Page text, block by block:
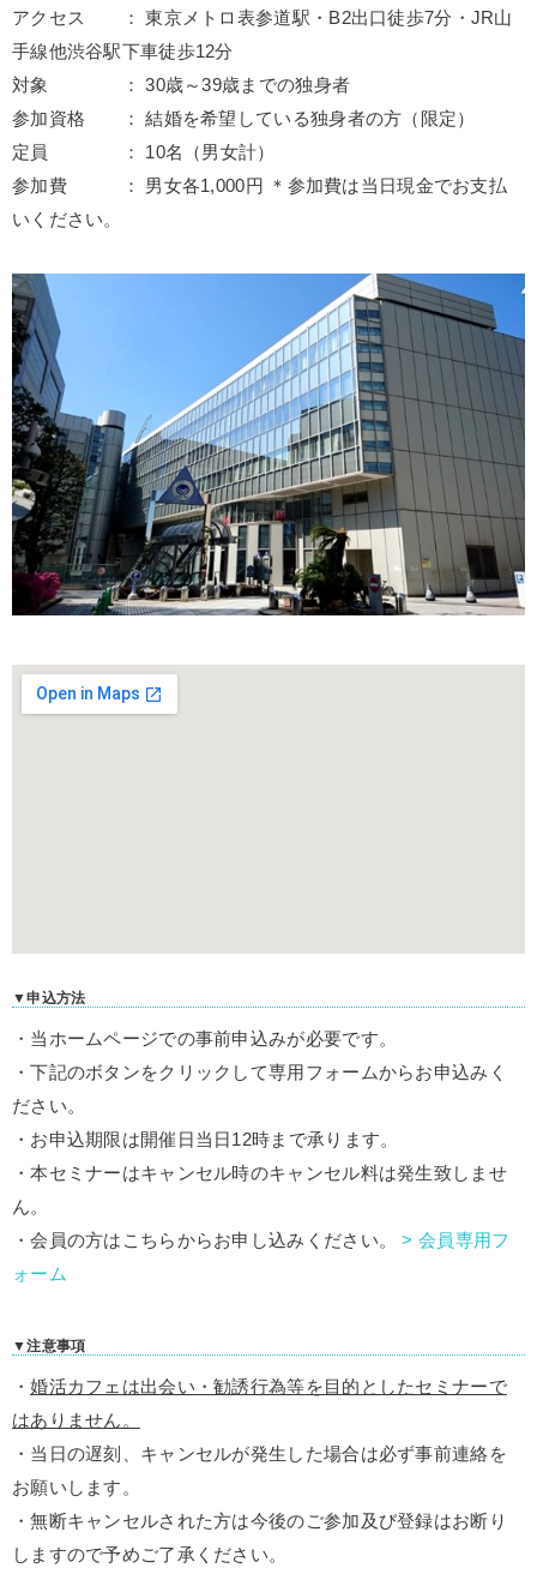
アクセス ： 東京メトロ表参道駅・B2出口徒歩7分・JR山
手線他渋谷駅下車徒歩12分
対象 ： 30歳～39歳までの独身者
参加資格 ： 結婚を希望している独身者の方（限定）
定員 ： 10名（男女計）
参加費 ： 男女各1,000円 ＊参加費は当日現金でお支払
いください。
▼申込方法
・当ホームページでの事前申込みが必要です。
・下記のボタンをクリックして専用フォームからお申込みく
ださい。
・お申込期限は開催日当日12時まで承ります。
・本セミナーはキャンセル時のキャンセル料は発生致しませ
ん。
・会員の方はこちらからお申し込みください。> 会員専用フ
ォーム
▼注意事項
・婚活カフェは出会い・勧誘行為等を目的としたセミナーで
はありません。
・当日の遅刻、キャンセルが発生した場合は必ず事前連絡を
お願いします。
・無断キャンセルされた方は今後のご参加及び登録はお断り
し ますので予めご了承ください。